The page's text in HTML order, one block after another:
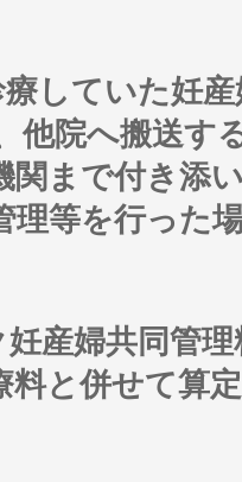
していた妊産
他院へ搬送す
関まで付き添
理等を行った
産婦共同管
料と併せて算